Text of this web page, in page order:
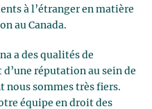
à l’étranger en matière
au Canada.
a des qualités de
réputation au sein de
nous sommes très fiers.
équipe en droit des